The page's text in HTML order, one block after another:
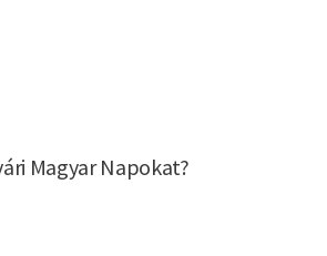
Magyar Napokat?